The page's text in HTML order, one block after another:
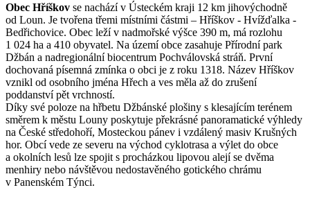
Obec Hříškov se nachází v Ústeckém kraji 12 km jihovýchodně
od Loun. Je tvořena třemi místními částmi – Hříškov - Hvížďalka -
Bedřichovice. Obec leží v nadmořské výšce 390 m, má rozlohu
1 024 ha a 410 obyvatel. Na území obce zasahuje Přírodní park
Džbán a nadregionální biocentrum Pochválovská stráň. První
dochovaná písemná zmínka o obci je z roku 1318. Název Hříškov
vznikl od osobního jména Hřech a ves měla až do zrušení
poddanství pět vrchností.
Díky své poloze na hřbetu Džbánské plošiny s klesajícím terénem
směrem k městu Louny poskytuje překrásné panoramatické výhledy
na České středohoří, Mosteckou pánev i vzdálený masiv Krušných
hor. Obcí vede ze severu na východ cyklotrasa a výlet do obce
a okolních lesů lze spojit s procházkou lipovou alejí se dvěma
menhiry nebo návštěvou nedostavěného gotického chrámu
v Panenském Týnci.